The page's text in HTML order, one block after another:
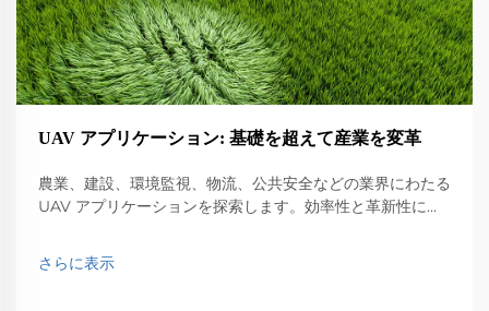
UAV アプリケーション: 基礎を超えて産業を変革
農業、建設、環境監視、物流、公共安全などの業界にわたる
UAV アプリケーションを探索します。効率性と革新性に与
さらに表示